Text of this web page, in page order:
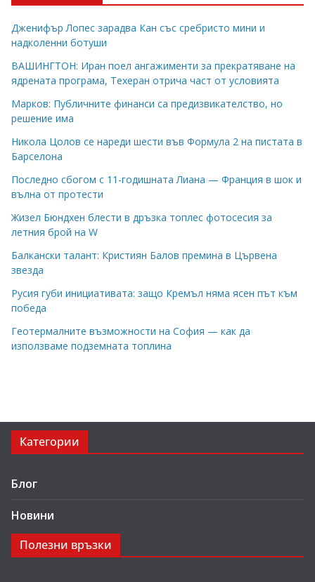
Дженифър Лопес зарадва Кан със сребристо мини и
надколенни ботуши
ВАШИНГТОН: Иран поел ангажименти за прекратяване на
ядрената програма, Техеран отрича част от условията
Марков: Публичните финанси са предизвикателство, но
решение има
Никола Цолов се нареди шести във Формула 2 на пистата в
Барселона
Последно сбогом с 11-годишната Лиана — Франция в шок и
вълна от протести
Жизел Бюндхен блести в дръзка топлес фотосесия за
летния брой на W
Балкански талант: Кристиян Балов премина в Цървена
звезда
Русия губи инициативата: защо Кремъл няма ясен път към
победа
Геотермалните възможности на София — как да
използваме подземната топлина
Категории
Блог
Новини
Полезни връзки